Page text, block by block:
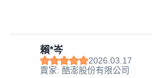
賴*岑
2026.03.17
賣家: 酷澎股份有限公司